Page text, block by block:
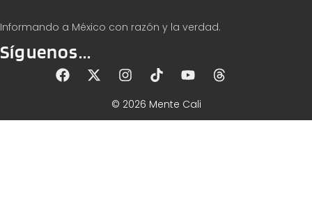
Informando a México con razón y la verdad.
Síguenos...
© 2026 Mente Cali